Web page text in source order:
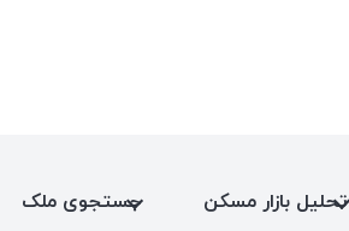
تحلیل بازار مسکن جستجوی ملک